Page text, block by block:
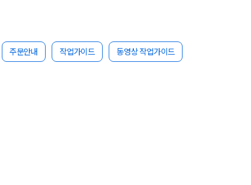
주문안내 작업가이드 동영상 작업가이드